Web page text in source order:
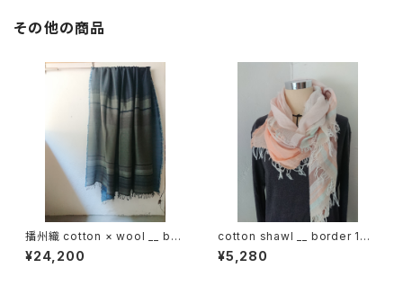
その他の商品
播州織 cotton × wool __ bor
der 220-120 霧帳GK
¥24,200
cotton shawl __ border 160
春麗w
¥5,280